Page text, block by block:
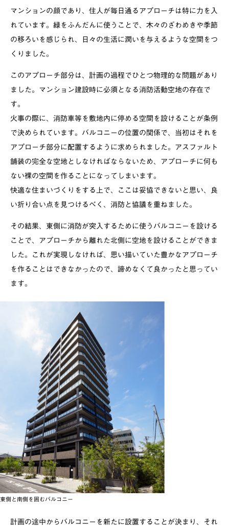
マンションの顔であり、住人が毎日通るアプローチは特に力を入
れています。緑をふんだんに使うことで、木々のざわめきや季節
の移ろいを感じられ、日々の生活に潤いを与えるような空間をつ
くりました。
このアプローチ部分は、計画の過程でひとつ物理的な問題があり
ました。マンション建設時に必須となる消防活動空地の存在で
す。
火事の際に、消防車等を敷地内に停める空間を設けることが条例
で決められています。バルコニーの位置の関係で、当初はそれを
アプローチ部分に配置するように求められました。アスファルト
舗装の完全な空地としなければならないため、アプローチに何も
ない裸の空間を作ることになってしまいます。
快適な住まいづくりをする上で、ここは妥協できないと思い、良
い折り合い点を見つけるべく、消防と協議を重ねました。
その結果、東側に消防が突入するために使うバルコニーを設ける
ことで、アプローチから離れた北側に空地を設けることができま
した。これが実現しなければ、思い描いていた豊かなアプローチ
を作ることはできなかったので、諦めなくて良かったと思ってい
ます。
東側と南側を囲むバルコニー
計画の途中からバルコニーを新たに設置することが決まり、それ